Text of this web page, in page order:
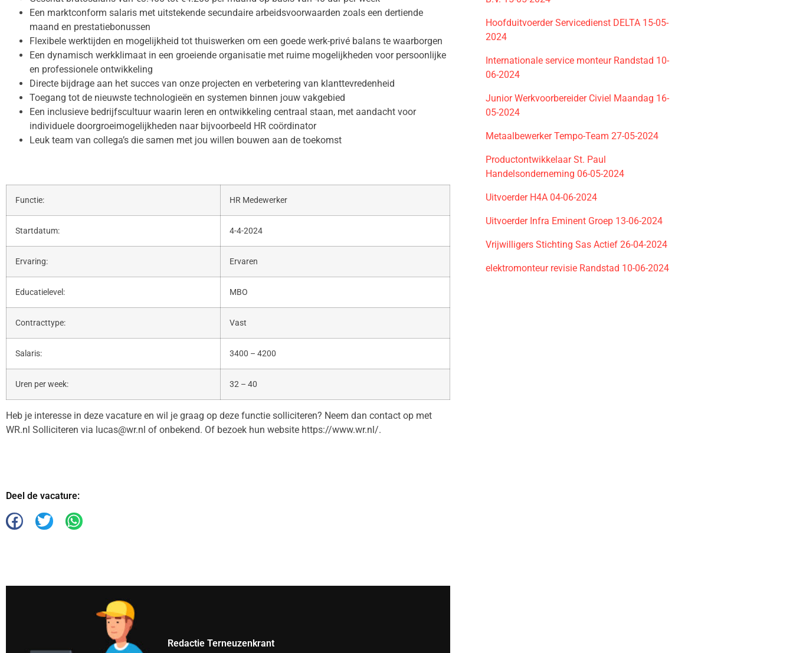
Een marktconform salaris met uitstekende secundaire arbeidsvoorwaarden zoals een dertiende
maand en prestatiebonussen
Flexibele werktijden en mogelijkheid tot thuiswerken om een goede werk-privé balans te waarborgen
Een dynamisch werkklimaat in een groeiende organisatie met ruime mogelijkheden voor persoonlijke
en professionele ontwikkeling
Directe bijdrage aan het succes van onze projecten en verbetering van klanttevredenheid
Toegang tot de nieuwste technologieën en systemen binnen jouw vakgebied
Een inclusieve bedrijfscultuur waarin leren en ontwikkeling centraal staan, met aandacht voor
individuele doorgroeimogelijkheden naar bijvoorbeeld HR coördinator
Leuk team van collega’s die samen met jou willen bouwen aan de toekomst
Functie: HR Medewerker
Startdatum: 4-4-2024
Ervaring: Ervaren
Educatielevel: MBO
Contracttype: Vast
Salaris: 3400 – 4200
Uren per week: 32 – 40
Heb je interesse in deze vacature en wil je graag op deze functie solliciteren? Neem dan contact op met
WR.nl Solliciteren via lucas@wr.nl of onbekend. Of bezoek hun website https://www.wr.nl/.
Deel de vacature:
Redactie Terneuzenkrant
Hoofduitvoerder Servicedienst DELTA 15-05-
2024
Internationale service monteur Randstad 10-
06-2024
Junior Werkvoorbereider Civiel Maandag 16-
05-2024
Metaalbewerker Tempo-Team 27-05-2024
Productontwikkelaar St. Paul
Handelsonderneming 06-05-2024
Uitvoerder H4A 04-06-2024
Uitvoerder Infra Eminent Groep 13-06-2024
Vrijwilligers Stichting Sas Actief 26-04-2024
elektromonteur revisie Randstad 10-06-2024